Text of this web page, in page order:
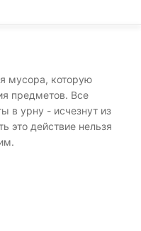
мусора, которую
предметов. Все
в урну - исчезнут из
это действие нельзя